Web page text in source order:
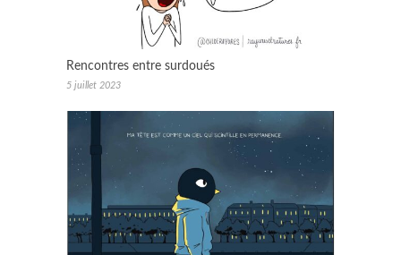
Rencontres entre surdoués
5 juillet 2023